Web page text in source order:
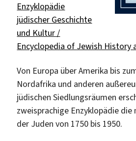
Enzyklopädie
jüdischer Geschichte
und Kultur /
Encyclopedia of Jewish History
Von Europa über Amerika bis
Nordafrika und anderen
jüdischen Siedlungsräumen
zweisprachige Enzyklopädie die
der Juden von 1750 bis 1950.